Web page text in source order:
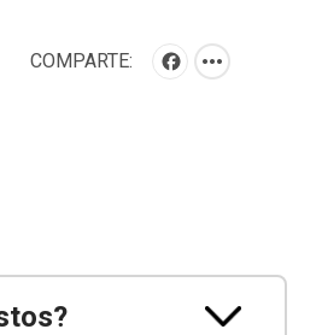
COMPARTE: